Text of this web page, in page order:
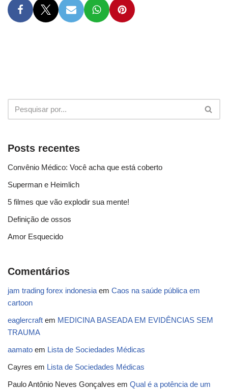
Posts recentes
Convênio Médico: Você acha que está coberto
Superman e Heimlich
5 filmes que vão explodir sua mente!
Definição de ossos
Amor Esquecido
Comentários
jam trading forex indonesiaem Caos na saúde pública em
cartoon
eaglercraft em MEDICINA BASEADA EM EVIDÊNCIAS SEM
TRAUMA
aamato em Lista de Sociedades Médicas
Cayres em Lista de Sociedades Médicas
Paulo Antônio Neves Gonçalves em Qual é a potência de um